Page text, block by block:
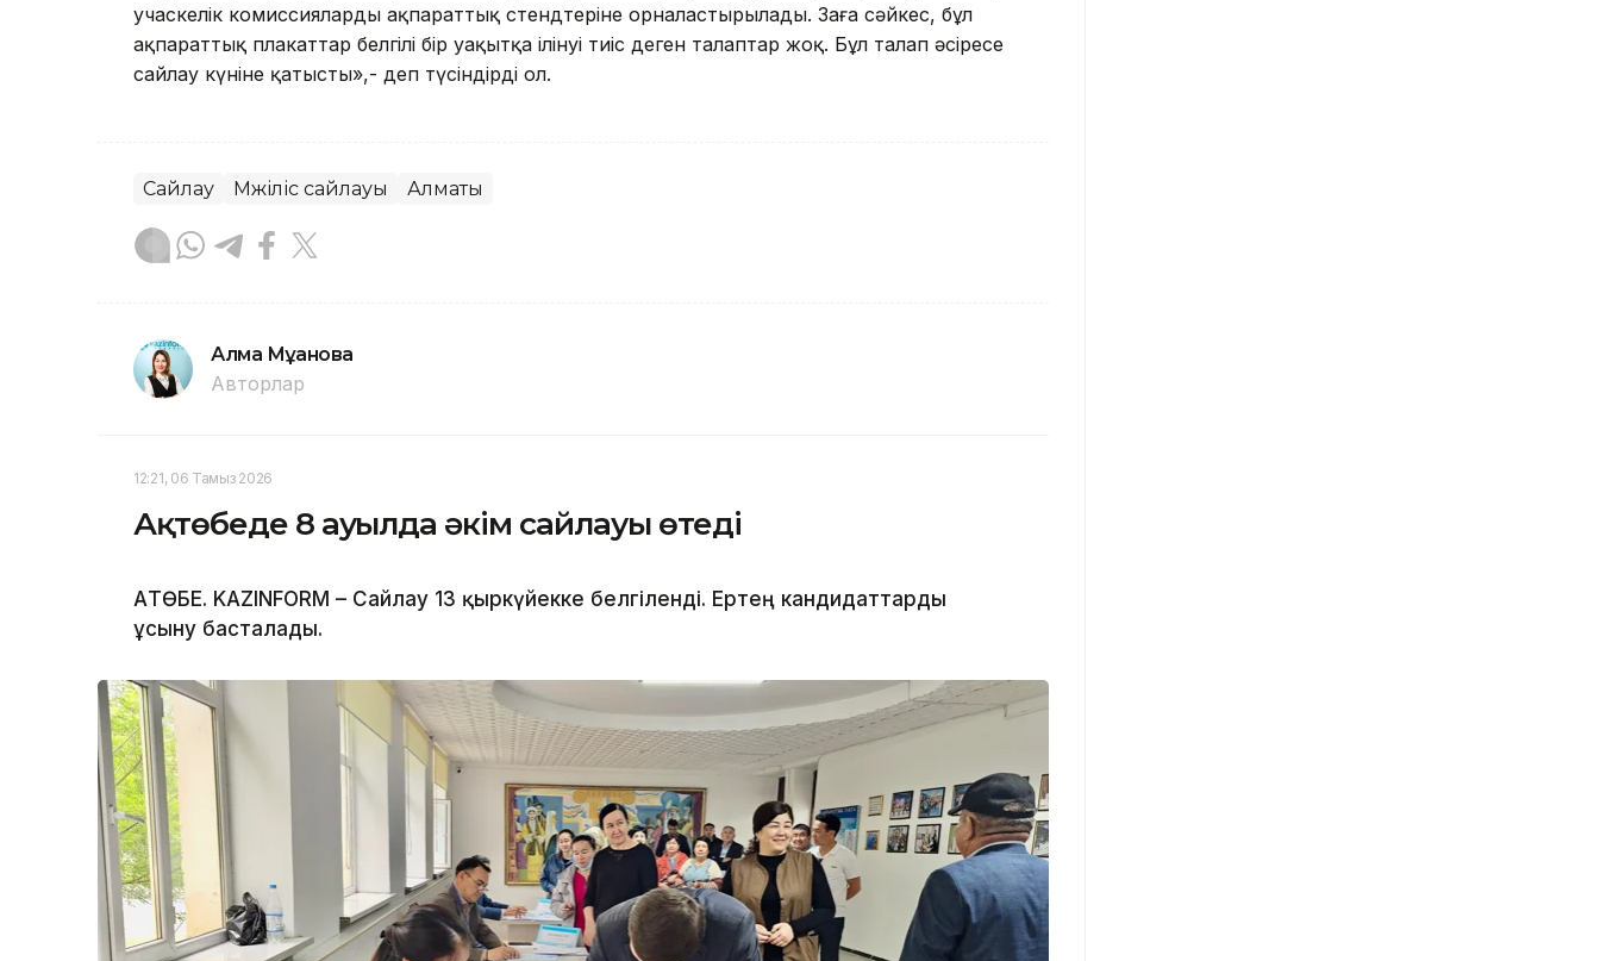
учаскелік комиссиялардың ақпараттық стендтеріне орналастырылады. Заңға сәйкес, бұл
ақпараттық плакаттар белгілі бір уақытқа ілінуі тиіс деген талаптар жоқ. Бұл талап әсіресе
сайлау күніне қатысты»,- деп түсіндірді ол.
Сайлау Мәжіліс сайлауы Алматы
Алма Мұқанова
Авторлар
12:21, 06 Тамыз 2026
Ақтөбеде 8 ауылда әкім сайлауы өтеді
АҚТӨБЕ. KAZINFORM – Сайлау 13 қыркүйекке белгіленді. Ертең кандидаттарды
ұсыну басталады.